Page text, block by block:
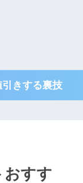
きする裏技
おすす